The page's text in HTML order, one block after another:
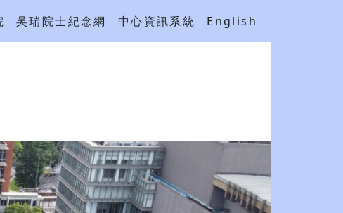
吳瑞院士紀念網 中心資訊系統 English